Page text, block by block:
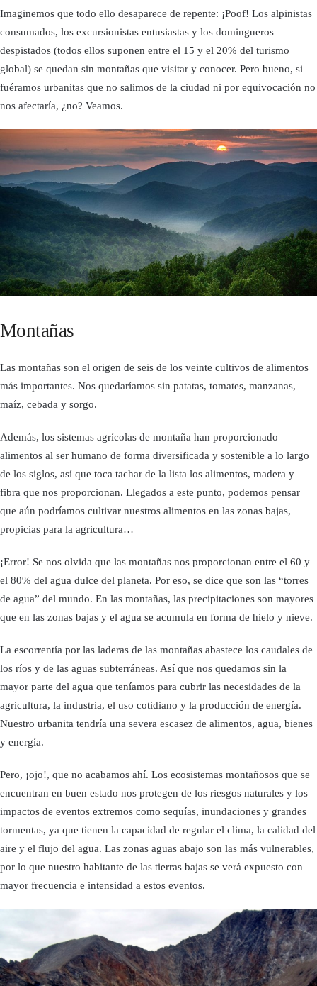
Imaginemos que todo ello desaparece de repente: ¡Poof! Los alpinistas
consumados, los excursionistas entusiastas y los domingueros
despistados (todos ellos suponen entre el 15 y el 20% del turismo
global) se quedan sin montañas que visitar y conocer. Pero bueno, si
fuéramos urbanitas que no salimos de la ciudad ni por equivocación no
nos afectaría, ¿no? Veamos.
Montañas
Las montañas son el origen de seis de los veinte cultivos de alimentos
más importantes. Nos quedaríamos sin patatas, tomates, manzanas,
maíz, cebada y sorgo.
Además, los sistemas agrícolas de montaña han proporcionado
alimentos al ser humano de forma diversificada y sostenible a lo largo
de los siglos, así que toca tachar de la lista los alimentos, madera y
fibra que nos proporcionan. Llegados a este punto, podemos pensar
que aún podríamos cultivar nuestros alimentos en las zonas bajas,
propicias para la agricultura…
¡Error! Se nos olvida que las montañas nos proporcionan entre el 60 y
el 80% del agua dulce del planeta. Por eso, se dice que son las “torres
de agua” del mundo. En las montañas, las precipitaciones son mayores
que en las zonas bajas y el agua se acumula en forma de hielo y nieve.
La escorrentía por las laderas de las montañas abastece los caudales de
los ríos y de las aguas subterráneas. Así que nos quedamos sin la
mayor parte del agua que teníamos para cubrir las necesidades de la
agricultura, la industria, el uso cotidiano y la producción de energía.
Nuestro urbanita tendría una severa escasez de alimentos, agua, bienes
y energía.
Pero, ¡ojo!, que no acabamos ahí. Los ecosistemas montañosos que se
encuentran en buen estado nos protegen de los riesgos naturales y los
impactos de eventos extremos como sequías, inundaciones y grandes
tormentas, ya que tienen la capacidad de regular el clima, la calidad del
aire y el flujo del agua. Las zonas aguas abajo son las más vulnerables,
por lo que nuestro habitante de las tierras bajas se verá expuesto con
mayor frecuencia e intensidad a estos eventos.